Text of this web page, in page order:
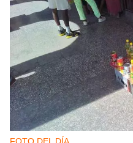
GUERRA
Al menos 17 muertos y
nocturnos de Rusia